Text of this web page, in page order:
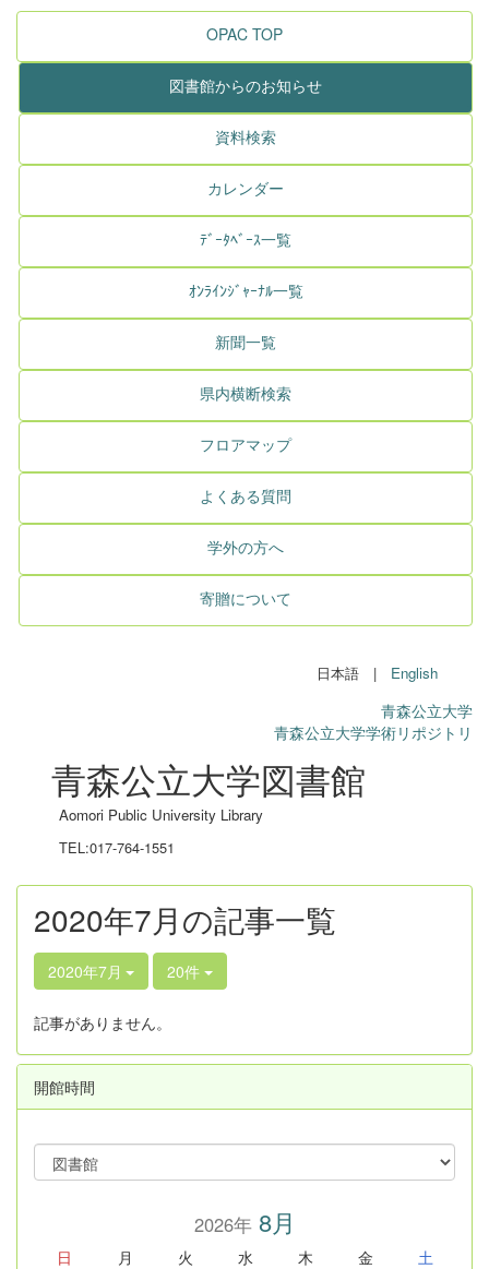
OPAC TOP
図書館からのお知らせ
資料検索
カレンダー
ﾃﾞｰﾀﾍﾞｰｽ一覧
ｵﾝﾗｲﾝｼﾞｬｰﾅﾙ一覧
新聞一覧
県内横断検索
フロアマップ
よくある質問
学外の方へ
寄贈について
日本語 | English
青森公立大学
青森公立大学学術リポジトリ
青森公立大学図書館
Aomori Public University Library
TEL:017-764-1551
2020年7月の記事一覧
2020年7月 20件
記事がありません。
開館時間
2026年8月
日 月 火 水 木 金 土